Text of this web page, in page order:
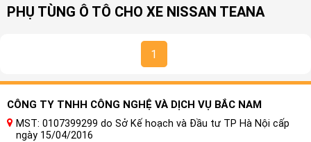
PHỤ TÙNG Ô TÔ CHO XE NISSAN TEANA
1
CÔNG TY TNHH CÔNG NGHỆ VÀ DỊCH VỤ BẮC NAM
MST: 0107399299 do Sở Kế hoạch và Đầu tư TP Hà Nội cấp
ngày 15/04/2016